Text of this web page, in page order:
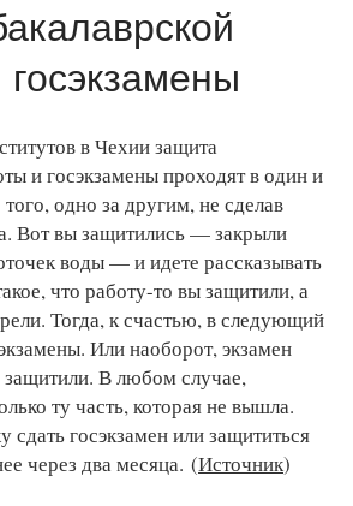
в Чехии защита
и госэкзамены проходят в один и
одно за другим, не сделав
Вот вы защитились — закрыли
воды — и идете рассказывать
что работу-то вы защитили, а
Тогда, к счастью, в следующий
Или наоборот, экзамен
защитили. В любом случае,
ту часть, которая не вышла.
сдать госэкзамен или защититься
через два месяца. (Источник)